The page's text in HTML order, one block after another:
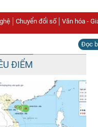
Chuyển đổi số Văn hóa -
Đọc
ĐIỂM